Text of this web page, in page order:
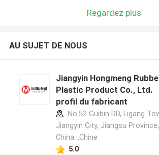
Regardez plus
AU SUJET DE NOUS
Jiangyin Hongmeng
Plastic Product Co., Ltd.
profil du fabricant
No.52 Guibin RD, Ligang
Jiangyin City, Jiangsu Province,
China. ,Chine
5.0